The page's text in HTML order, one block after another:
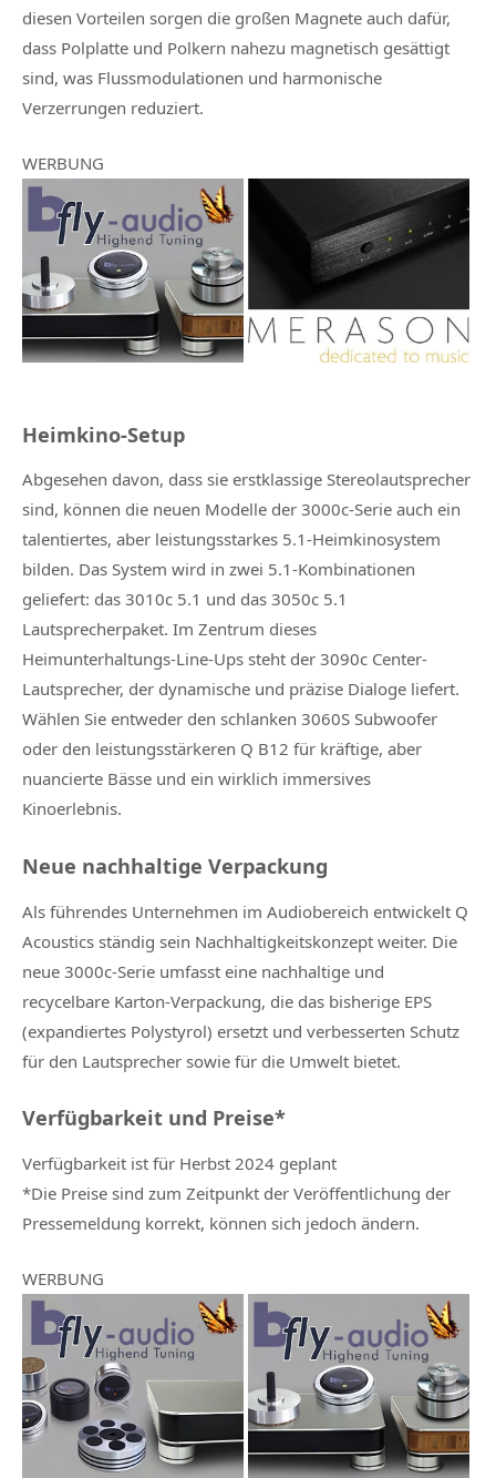
diesen Vorteilen sorgen die großen Magnete auch dafür,
dass Polplatte und Polkern nahezu magnetisch gesättigt
sind, was Flussmodulationen und harmonische
Verzerrungen reduziert.
WERBUNG
Heimkino-Setup
Abgesehen davon, dass sie erstklassige Stereolautsprecher
sind, können die neuen Modelle der 3000c-Serie auch ein
talentiertes, aber leistungsstarkes 5.1-Heimkinosystem
bilden. Das System wird in zwei 5.1-Kombinationen
geliefert: das 3010c 5.1 und das 3050c 5.1
Lautsprecherpaket. Im Zentrum dieses
Heimunterhaltungs-Line-Ups steht der 3090c Center-
Lautsprecher, der dynamische und präzise Dialoge liefert.
Wählen Sie entweder den schlanken 3060S Subwoofer
oder den leistungsstärkeren Q B12 für kräftige, aber
nuancierte Bässe und ein wirklich immersives
Kinoerlebnis.
Neue nachhaltige Verpackung
Als führendes Unternehmen im Audiobereich entwickelt Q
Acoustics ständig sein Nachhaltigkeitskonzept weiter. Die
neue 3000c-Serie umfasst eine nachhaltige und
recycelbare Karton-Verpackung, die das bisherige EPS
(expandiertes Polystyrol) ersetzt und verbesserten Schutz
für den Lautsprecher sowie für die Umwelt bietet.
Verfügbarkeit und Preise*
Verfügbarkeit ist für Herbst 2024 geplant
*Die Preise sind zum Zeitpunkt der Veröffentlichung der
Pressemeldung korrekt, können sich jedoch ändern.
WERBUNG